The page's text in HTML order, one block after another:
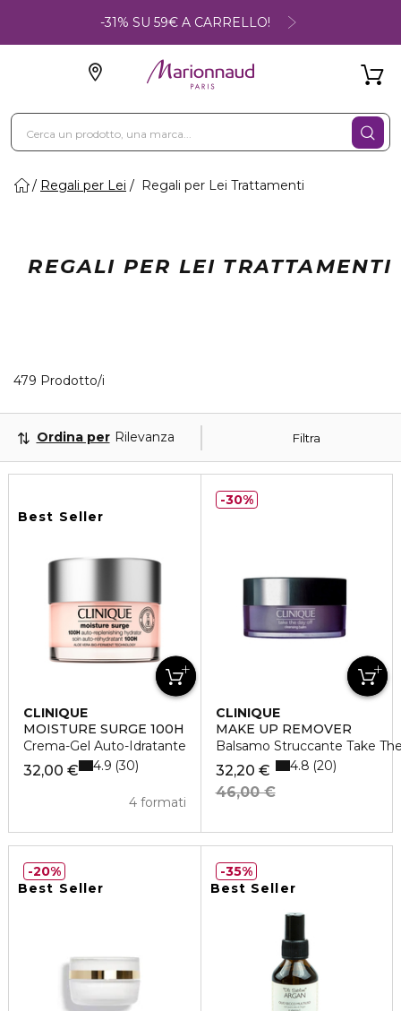
-31% SU 59€ A CARRELLO!
Regali per Lei Regali per Lei Trattamenti
REGALI PER LEI TRATTAMENTI
479 Prodotto/i
Filtra
Ordina per Rilevanza
Best Seller
CLINIQUE
MOISTURE SURGE 100H
Crema-Gel Auto-Idratante
32,00 €
4 formati
4.9 30
CLINIQUE
MAKE UP REMOVER
Balsamo Struccante Take
32,20 €
46,00 €
4.8 20
30%
Best Seller
20%
Best Seller
35%